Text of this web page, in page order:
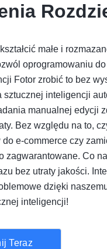
małe i
oprogramowaniu
Fotor zrobić to bez
sztucznej inteligencji
manualnej edycji
Bez względu na to,
e-commerce czy
zagwarantowane. Co
bez utraty jakości.
dzięki
inteligencji!
Teraz